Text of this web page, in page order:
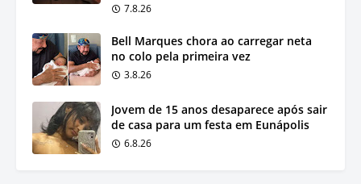
7.8.26
Bell Marques chora ao carregar neta
no colo pela primeira vez
3.8.26
Jovem de 15 anos desaparece após sair
de casa para um festa em Eunápolis
6.8.26